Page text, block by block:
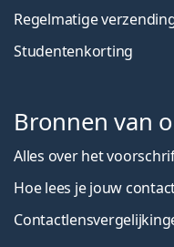
Regelmatige
Studentenkorting
Bronnen van
Alles over het
Hoe lees je jouw